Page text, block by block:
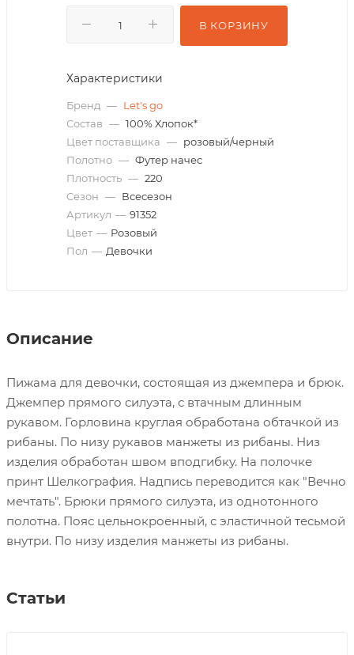
В КОРЗИНУ
Характеристики
Бренд — Let's go
Состав — 100% Хлопок*
Цвет поставщика — розовый/черный
Полотно — Футер начес
Плотность — 220
Сезон — Всесезон
Артикул — 91352
Цвет — Розовый
Пол — Девочки
Описание
Пижама для девочки, состоящая из джемпера и брюк.
Джемпер прямого силуэта, с втачным длинным
рукавом. Горловина круглая обработана обтачкой из
рибаны. По низу рукавов манжеты из рибаны. Низ
изделия обработан швом вподгибку. На полочке
принт Шелкография. Надпись переводится как "Вечно
мечтать". Брюки прямого силуэта, из однотонного
полотна. Пояс цельнокроенный, с эластичной тесьмой
внутри. По низу изделия манжеты из рибаны.
Статьи